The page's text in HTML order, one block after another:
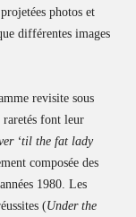
photos et
différentes images
revisite sous
font leur
‘til the fat lady
composée des
1980. Les
(Under the